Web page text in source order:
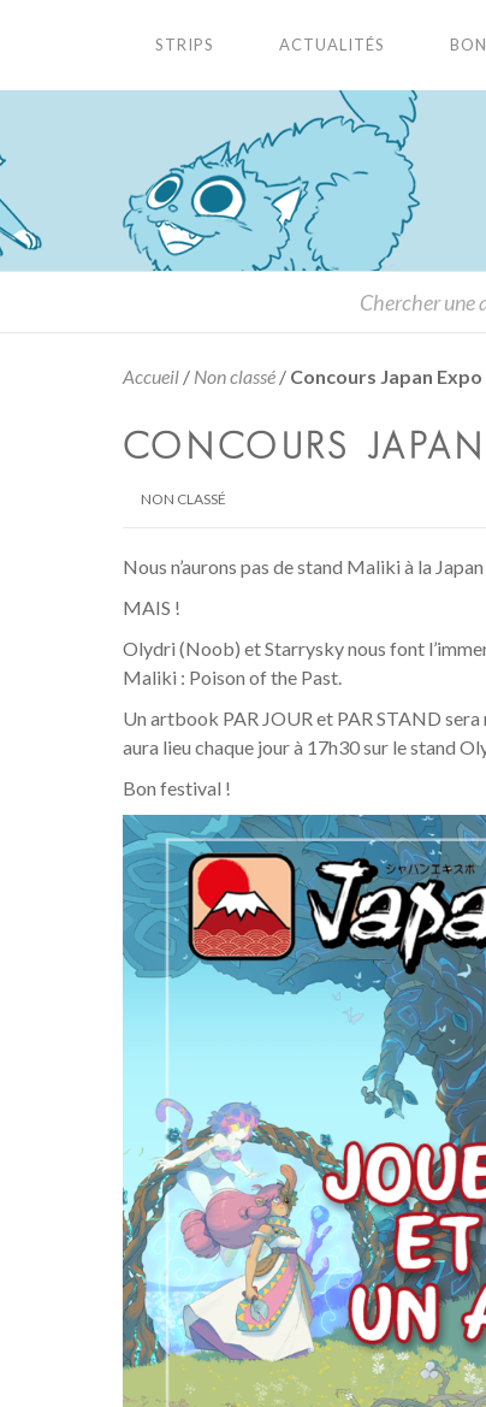
STRIPS ACTUALITÉS
Accueil / Non classé / Concours Japan Expo
CONCOURS
NON CLASSÉ
Nous n’aurons pas de stand Maliki à la
MAIS !
Olydri (Noob) et Starrysky nous font
Maliki : Poison of the Past.
Un artbook PAR JOUR et PAR STAND
aura lieu chaque jour à 17h30 sur le stand
Bon festival !